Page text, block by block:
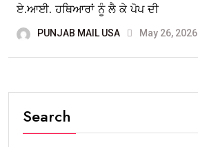
ਏ.ਆਈ. ਹਥਿਆਰਾਂ ਨੂੰ ਲੈ ਕੇ ਪੋਪ ਦੀ
PUNJAB MAIL USA May 26, 2026
Search